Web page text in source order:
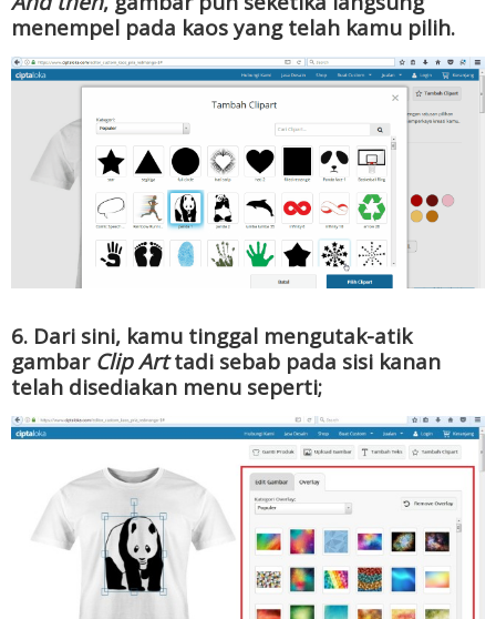
menempel pada kaos yang telah kamu pilih.
6. Dari sini, kamu tinggal mengutak-atik
gambar Clip Arttadi sebab pada sisi kanan
telah disediakan menu seperti;